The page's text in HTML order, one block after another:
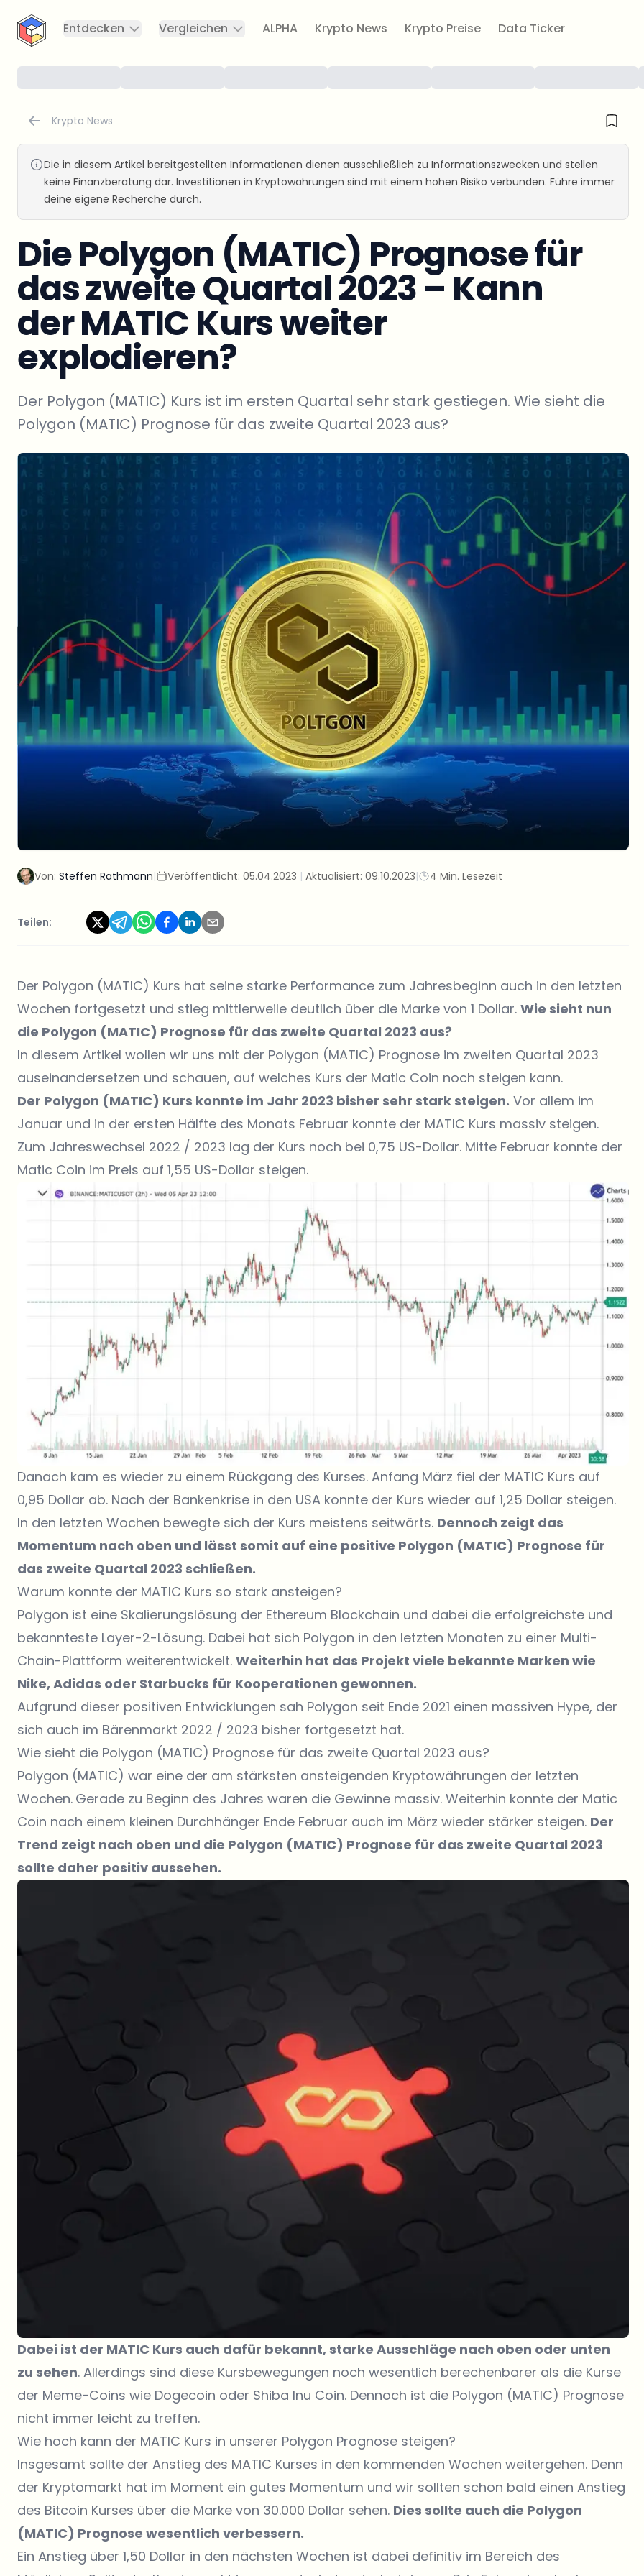
CryptoTicker
Entdecken
Vergleichen ALPHA Krypto News Krypto Preise Data Ticker
Krypto News
Die in diesem Artikel bereitgestellten Informationen dienen ausschließlich zu Informationszwecken und stellen
keine Finanzberatung dar. Investitionen in Kryptowährungen sind mit einem hohen Risiko verbunden. Führe immer
deine eigene Recherche durch.
Die Polygon (MATIC) Prognose für
das zweite Quartal 2023 – Kann
der MATIC Kurs weiter
explodieren?
Der Polygon (MATIC) Kurs ist im ersten Quartal sehr stark gestiegen. Wie sieht die
Polygon (MATIC) Prognose für das zweite Quartal 2023 aus?
Von: Steffen Rathmann| Veröffentlicht: 05.04.2023 | Aktualisiert: 09.10.2023| 4 Min. Lesezeit
Teilen:
Der Polygon (MATIC) Kurs hat seine starke Performance zum Jahresbeginn auch in den letzten
Wochen fortgesetzt und stieg mittlerweile deutlich über die Marke von 1 Dollar. Wie sieht nun
die Polygon (MATIC) Prognose für das zweite Quartal 2023 aus?
In diesem Artikel wollen wir uns mit der Polygon (MATIC) Prognose im zweiten Quartal 2023
auseinandersetzen und schauen, auf welches Kurs der Matic Coin noch steigen kann.
Der Polygon (MATIC) Kurs konnte im Jahr 2023 bisher sehr stark steigen. Vor allem im
Januar und in der ersten Hälfte des Monats Februar konnte der MATIC Kurs massiv steigen.
Zum Jahreswechsel 2022 / 2023 lag der Kurs noch bei 0,75 US-Dollar. Mitte Februar konnte der
Matic Coin im Preis auf 1,55 US-Dollar steigen.
Danach kam es wieder zu einem Rückgang des Kurses. Anfang März fiel der MATIC Kurs auf
0,95 Dollar ab. Nach der Bankenkrise in den USA konnte der Kurs wieder auf 1,25 Dollar steigen.
In den letzten Wochen bewegte sich der Kurs meistens seitwärts. Dennoch zeigt das
Momentum nach oben und lässt somit auf eine positive Polygon (MATIC) Prognose für
das zweite Quartal 2023 schließen.
Warum konnte der MATIC Kurs so stark ansteigen?
Polygon ist eine Skalierungslösung der Ethereum Blockchain und dabei die erfolgreichste und
bekannteste Layer-2-Lösung. Dabei hat sich Polygon in den letzten Monaten zu einer Multi-
Chain-Plattform weiterentwickelt. Weiterhin hat das Projekt viele bekannte Marken wie
Nike, Adidas oder Starbucks für Kooperationen gewonnen.
Aufgrund dieser positiven Entwicklungen sah Polygon seit Ende 2021 einen massiven Hype, der
sich auch im Bärenmarkt 2022 / 2023 bisher fortgesetzt hat.
Wie sieht die Polygon (MATIC) Prognose für das zweite Quartal 2023 aus?
Polygon (MATIC) war eine der am stärksten ansteigenden Kryptowährungen der letzten
Wochen. Gerade zu Beginn des Jahres waren die Gewinne massiv. Weiterhin konnte der Matic
Coin nach einem kleinen Durchhänger Ende Februar auch im März wieder stärker steigen. Der
Trend zeigt nach oben und die Polygon (MATIC) Prognose für das zweite Quartal 2023
sollte daher positiv aussehen.
Dabei ist der MATIC Kurs auch dafür bekannt, starke Ausschläge nach oben oder unten
zu sehen. Allerdings sind diese Kursbewegungen noch wesentlich berechenbarer als die Kurse
der Meme-Coins wie Dogecoin oder Shiba Inu Coin. Dennoch ist die Polygon (MATIC) Prognose
nicht immer leicht zu treffen.
Wie hoch kann der MATIC Kurs in unserer Polygon Prognose steigen?
Insgesamt sollte der Anstieg des MATIC Kurses in den kommenden Wochen weitergehen. Denn
der Kryptomarkt hat im Moment ein gutes Momentum und wir sollten schon bald einen Anstieg
des Bitcoin Kurses über die Marke von 30.000 Dollar sehen. Dies sollte auch die Polygon
(MATIC) Prognose wesentlich verbessern.
Ein Anstieg über 1,50 Dollar in den nächsten Wochen ist dabei definitiv im Bereich des